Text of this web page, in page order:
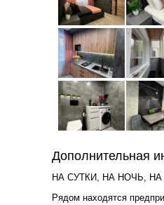
Дополнительная
НА СУТКИ, НА НОЧЬ,
Рядом находятся